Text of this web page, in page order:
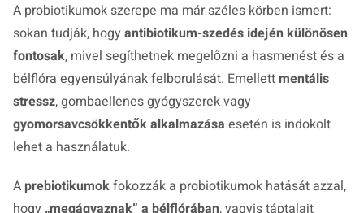
A probiotikumok szerepe ma már széles körben ismert:
sokan tudják, hogy antibiotikum-szedés idején különösen
fontosak, mivel segíthetnek megelőzni a hasmenést és a
bélflóra egyensúlyának felborulását. Emellettmentális
stressz, gombaellenes gyógyszerek vagy
gyomorsavcsökkentők alkalmazása esetén is indokolt
lehet a használatuk.
A prebiotikumokfokozzák a probiotikumok hatását azzal,